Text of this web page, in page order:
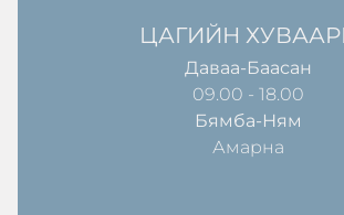
ЦАГИЙН
Даваа-Баасан
09.00 - 18.00
Бямба-Ням
Амарна